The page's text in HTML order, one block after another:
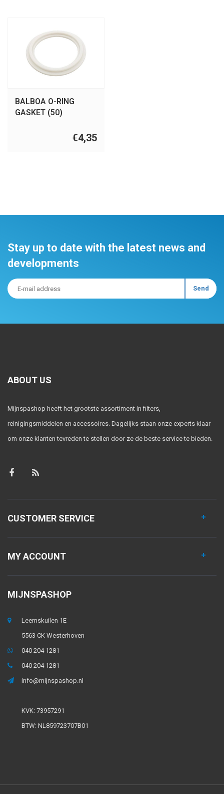
BALBOA O-RING
GASKET (50)
€4,35
Stay up to date with the latest news and
developments
ABOUT US
Mijnspashop heeft het grootste assortiment in filters,
reinigingsmiddelen en accessoires. Dagelijks staan onze experts klaar
om onze klanten tevreden te stellen door ze de beste service te bieden.
CUSTOMER SERVICE
MY ACCOUNT
MIJNSPASHOP
Leemskuilen 1E
5563 CK Westerhoven
040 204 1281
040 204 1281
info@mijnspashop.nl
KVK: 73957291
BTW: NL859723707B01